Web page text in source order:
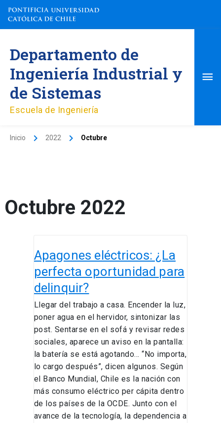
contenido
Departamento de
Ingeniería Industrial y
de Sistemas
Escuela de Ingeniería
Inicio 2022 Octubre
Octubre 2022
Apagones eléctricos: ¿La
perfecta oportunidad para
delinquir?
Llegar del trabajo a casa. Encender la luz,
poner agua en el hervidor, sintonizar las
post. Sentarse en el sofá y revisar redes
sociales, aparece un aviso en la pantalla:
la batería se está agotando… “No importa,
lo cargo después”, dicen algunos. Según
el Banco Mundial, Chile es la nación con
más consumo eléctrico per cápita dentro
de los países de la OCDE. Junto con el
avance de la tecnología, la dependencia a
eléctricos:
perfecta
oportunidad
para
delinquir?